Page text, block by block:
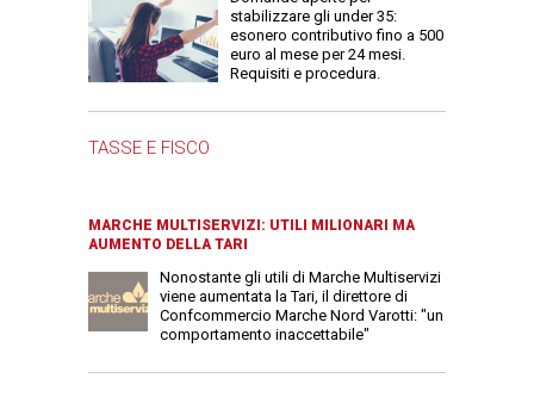
stabilizzare gli under 35:
esonero contributivo fino a 500
euro al mese per 24 mesi.
Requisiti e procedura.
TASSE E FISCO
MARCHE MULTISERVIZI: UTILI MILIONARI MA
AUMENTO DELLA TARI
Nonostante gli utili di Marche Multiservizi
viene aumentata la Tari, il direttore di
Confcommercio Marche Nord Varotti: "un
comportamento inaccettabile"